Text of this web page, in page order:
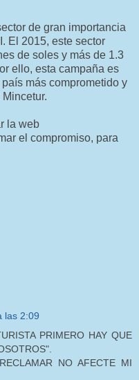
de gran importancia
El 2015, este sector
de soles y más de 1.3
ello, esta campaña es
más comprometido y
la web
el compromiso, para
las 2:09
PRIMERO HAY QUE
NO AFECTE MI